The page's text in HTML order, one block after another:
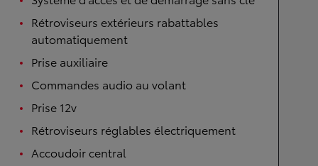
Rétroviseurs extérieurs rabattables
automatiquement
Prise auxiliaire
Commandes audio au volant
Prise 12v
Rétroviseurs réglables électriquement
Accoudoir central